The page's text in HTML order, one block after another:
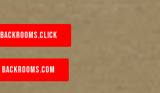
BACKROOMS.CLICK
BACKROOMS.COM